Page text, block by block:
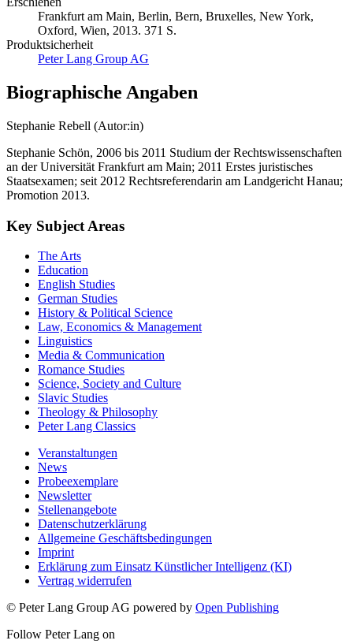
Frankfurt am Main, Berlin, Bern, Bruxelles, New York,
Oxford, Wien, 2013. 371 S.
Produktsicherheit
Peter Lang Group AG
Biographische Angaben
Stephanie Rebell (Autor:in)
Stephanie Schön, 2006 bis 2011 Studium der Rechtswissenschaften
an der Universität Frankfurt am Main; 2011 Erstes juristisches
Staatsexamen; seit 2012 Rechtsreferendarin am Landgericht Hanau;
Promotion 2013.
Key Subject Areas
The Arts
Education
English Studies
German Studies
History & Political Science
Law, Economics & Management
Linguistics
Media & Communication
Romance Studies
Science, Society and Culture
Slavic Studies
Theology & Philosophy
Peter Lang Classics
Veranstaltungen
News
Probeexemplare
Newsletter
Stellenangebote
Datenschutzerklärung
Allgemeine Geschäftsbedingungen
Imprint
Erklärung zum Einsatz Künstlicher Intelligenz (KI)
Vertrag widerrufen
© Peter Lang Group AG powered by Open Publishing
Follow Peter Lang on